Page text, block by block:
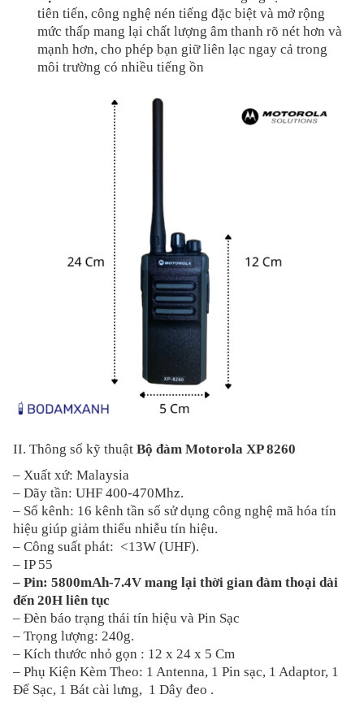
tiên tiến, công nghệ nén tiếng đặc biệt và mở rộng
mức thấp mang lại chất lượng âm thanh rõ nét hơn và
mạnh hơn, cho phép bạn giữ liên lạc ngay cả trong
môi trường có nhiều tiếng ồn
II. Thông số kỹ thuật Bộ đàm Motorola XP 8260
– Xuất xứ: Malaysia
– Dãy tần: UHF 400-470Mhz.
– Số kênh: 16 kênh tần số sử dụng công nghệ mã hóa tín
hiệu giúp giảm thiểu nhiễu tín hiệu.
– Công suất phát: <13W (UHF).
– IP 55
– Pin: 5800mAh-7.4V mang lại thời gian đàm thoại dài
đến 20H liên tục
– Đèn báo trạng thái tín hiệu và Pin Sạc
– Trọng lượng: 240g.
– Kích thước nhỏ gọn : 12 x 24 x 5 Cm
– Phụ Kiện Kèm Theo: 1 Antenna, 1 Pin sạc, 1 Adaptor, 1
Đế Sạc, 1 Bát cài lưng, 1 Dây đeo .